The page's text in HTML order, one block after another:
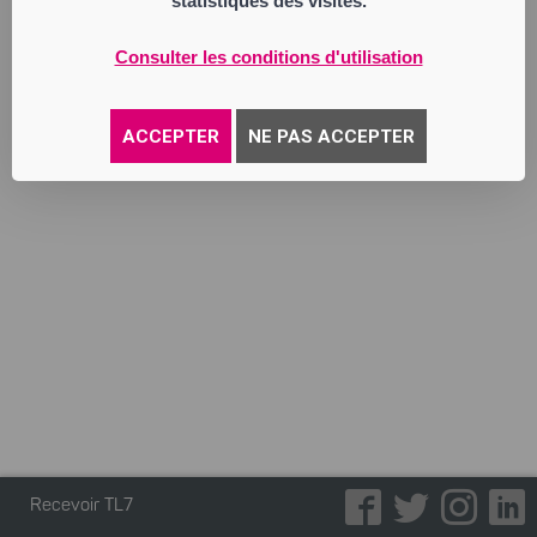
Consulter les conditions d'utilisation
ACCEPTER NE PAS ACCEPTER
électroménager, sanitaires et salles de
maison. conseils en décoration.
Recevoir TL7